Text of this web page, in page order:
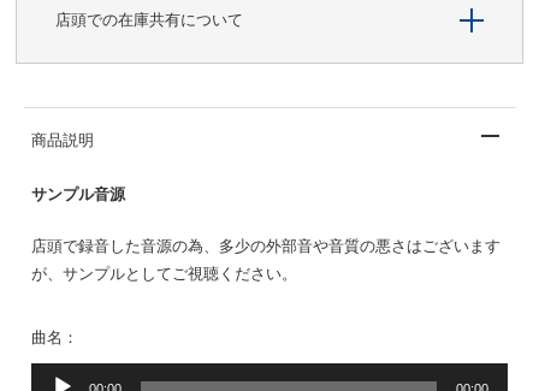
店頭での在庫共有について
商品説明
サンプル音源
店頭で録音した音源の為、多少の外部音や音質の悪さはございます
が、サンプルとしてご視聴ください。
曲名：
音